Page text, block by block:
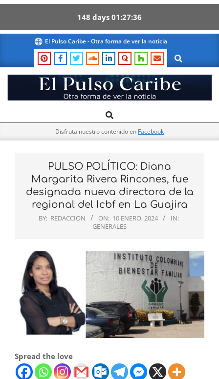
148 days 01 27 36
content
El Pulso Caribe - Otra forma de ver la noticia
Search
El
Pulso
Navigation
Search
Disfruta nuestro contenido en Facebook
PULSO POLÍTICO: Diana
Margarita Rivera Rincones, fue
designada nueva directora de la
regional del Icbf en La Guajira
BY: REDACCION ON: 10 ENERO, 2024
IN:
GENERALES
Spread the love